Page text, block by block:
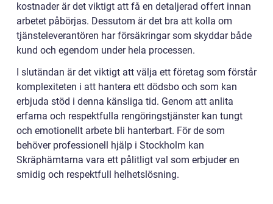
kostnader är det viktigt att få en detaljerad offert innan
arbetet påbörjas. Dessutom är det bra att kolla om
tjänsteleverantören har försäkringar som skyddar både
kund och egendom under hela processen.
I slutändan är det viktigt att välja ett företag som förstår
komplexiteten i att hantera ett dödsbo och som kan
erbjuda stöd i denna känsliga tid. Genom att anlita
erfarna och respektfulla rengöringstjänster kan tungt
och emotionellt arbete bli hanterbart. För de som
behöver professionell hjälp i Stockholm kan
Skräphämtarna vara ett pålitligt val som erbjuder en
smidig och respektfull helhetslösning.